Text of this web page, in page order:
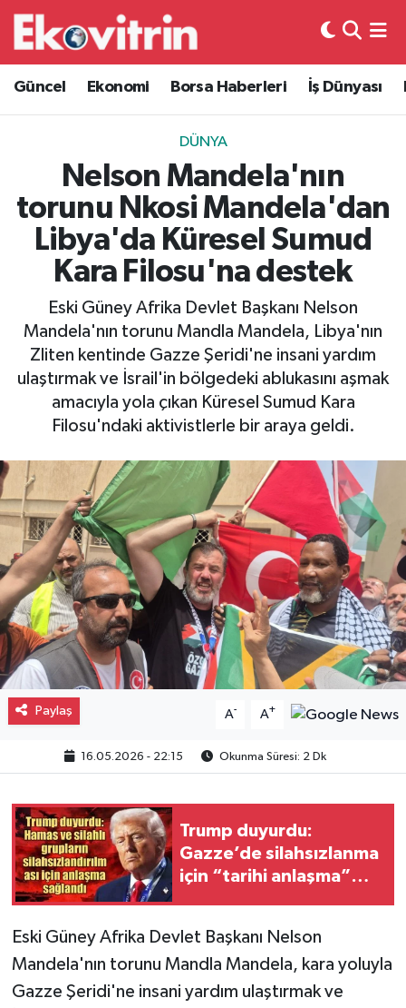
Güncel Ekonomi Borsa Haberleri İş Dünyası
DÜNYA
Nelson Mandela'nın
torunu Nkosi Mandela'dan
Libya'da Küresel Sumud
Kara Filosu'na destek
Eski Güney Afrika Devlet Başkanı Nelson
Mandela'nın torunu Mandla Mandela, Libya'nın
Zliten kentinde Gazze Şeridi'ne insani yardım
ulaştırmak ve İsrail'in bölgedeki ablukasını aşmak
amacıyla yola çıkan Küresel Sumud Kara
Filosu'ndaki aktivistlerle bir araya geldi.
Paylaş A- A+
16.05.2026 - 22:15 Okunma Süresi: 2 Dk
Trump duyurdu:
Gazze’de silahsızlanma
için “tarihi anlaşma”
Eski Güney Afrika Devlet Başkanı Nelson
Mandela'nın torunu Mandla Mandela, kara yoluyla
Gazze Şeridi'ne insani yardım ulaştırmak ve
Güncel
Ekonomi
Borsa Haberleri
İş Dünyası
Lojistik
Otovitrin
Asayiş
Magazin
Eğitim
Hava Durumu
Trafik Durumu
Süper Lig Puan Durumu ve Fikstür
Tüm Manşetler
Son Dakika Haberleri
Haber Arşivi